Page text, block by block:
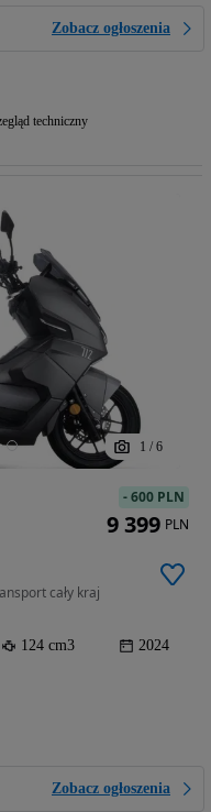
Zobacz ogłoszenia
techniczny
1 / 6
cały kraj
124 cm3 2024
Zobacz ogłoszenia
-600 PLN
9 399 PLN